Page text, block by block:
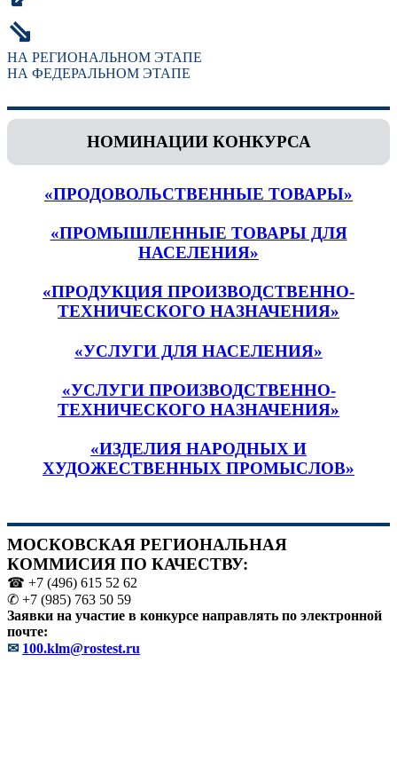
⇘
НА РЕГИОНАЛЬНОМ ЭТАПЕ
НА ФЕДЕРАЛЬНОМ ЭТАПЕ
НОМИНАЦИИ КОНКУРСА
«ПРОДОВОЛЬСТВЕННЫЕ ТОВАРЫ»
«ПРОМЫШЛЕННЫЕ ТОВАРЫ ДЛЯ
НАСЕЛЕНИЯ»
«ПРОДУКЦИЯ ПРОИЗВОДСТВЕННО-
ТЕХНИЧЕСКОГО НАЗНАЧЕНИЯ»
«УСЛУГИ ДЛЯ НАСЕЛЕНИЯ»
«УСЛУГИ ПРОИЗВОДСТВЕННО-
ТЕХНИЧЕСКОГО НАЗНАЧЕНИЯ»
«ИЗДЕЛИЯ НАРОДНЫХ И
ХУДОЖЕСТВЕННЫХ ПРОМЫСЛОВ»
МОСКОВСКАЯ РЕГИОНАЛЬНАЯ
КОММИСИЯ ПО КАЧЕСТВУ:
☎ +7 (496) 615 52 62
✆ +7 (985) 763 50 59
Заявки на участие в конкурсе направлять по электронной
почте:
✉ 100.klm@rostest.ru